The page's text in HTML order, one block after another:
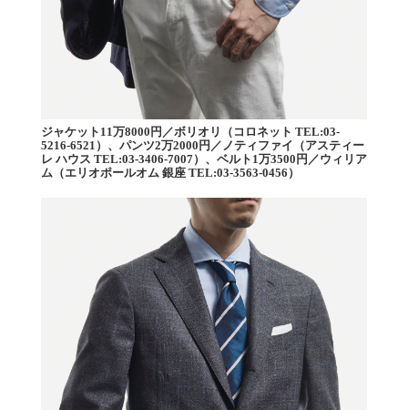
ジャケット11万8000円／ボリオリ（コロネット TEL:03-
5216-6521）、パンツ2万2000円／ノティファイ（アスティー
レ ハウス TEL:03-3406-7007）、ベルト1万3500円／ウィリア
ム（エリオポールオム 銀座 TEL:03-3563-0456）